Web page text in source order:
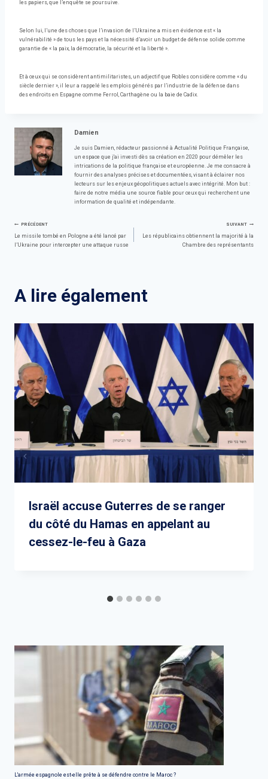
les papiers, que l’enquête se poursuive.
Selon lui, l’une des choses que l’invasion de l’Ukraine a mis en évidence est « la
vulnérabilité » de tous les pays et la nécessité d’avoir un budget de défense solide comme
garantie de « la paix, la démocratie, la sécurité et la liberté ».
Et à ceux qui se considèrent antimilitaristes, un adjectif que Robles considère comme « du
siècle dernier », il leur a rappelé les emplois générés par l’industrie de la défense dans
des endroits en Espagne comme Ferrol, Carthagène ou la baie de Cadix.
Damien
Je suis Damien, rédacteur passionné à Actualité Politique Française,
un espace que j'ai investi dès sa création en 2020 pour démêler les
intrications de la politique française et européenne. Je me consacre à
fournir des analyses précises et documentées, visant à éclairer nos
lecteurs sur les enjeux géopolitiques actuels avec intégrité. Mon but :
faire de notre média une source fiable pour ceux qui recherchent une
information de qualité et indépendante.
Navigation
PRÉCÉDENT
Le missile tombé en Pologne a été lancé par
l’Ukraine pour intercepter une attaque russe
SUIVANT
Les républicains obtiennent la majorité à la
Chambre des représentants
A lire également
Israël accuse Guterres de se ranger
du côté du Hamas en appelant au
cessez-le-feu à Gaza
L'armée espagnole est-elle prête à se défendre contre le Maroc ?